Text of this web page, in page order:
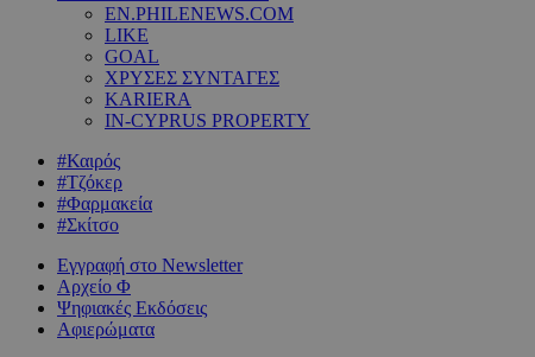
EN.PHILENEWS.COM
LIKE
GOAL
ΧΡΥΣΕΣ ΣΥΝΤΑΓΕΣ
KARIERA
IN-CYPRUS PROPERTY
#Καιρός
#Τζόκερ
#Φαρμακεία
#Σκίτσο
Εγγραφή στο Newsletter
Αρχείο Φ
Ψηφιακές Εκδόσεις
Αφιερώματα